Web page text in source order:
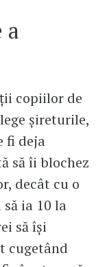
a
copiilor de
șireturile,
fi deja
să îi blochez
decât cu o
ia 10 la
să își
cugetând